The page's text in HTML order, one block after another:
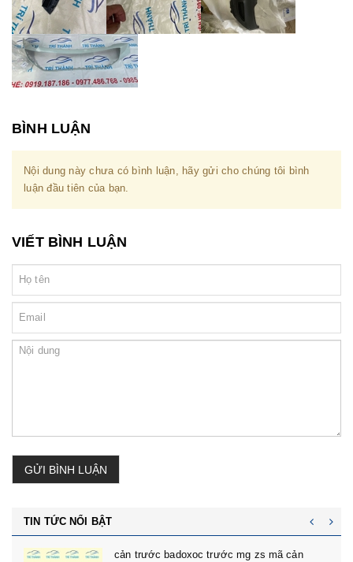
BÌNH LUẬN
Nội dung này chưa có bình luận, hãy gửi cho chúng tôi bình
luận đầu tiên của bạn.
VIẾT BÌNH LUẬN
GỬI BÌNH LUẬN
TIN TỨC NỔI BẬT
cản trước badoxoc trước mg zs mã cản